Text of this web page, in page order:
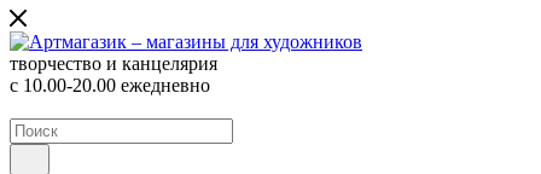
творчество и канцелярия
с 10.00-20.00 ежедневно